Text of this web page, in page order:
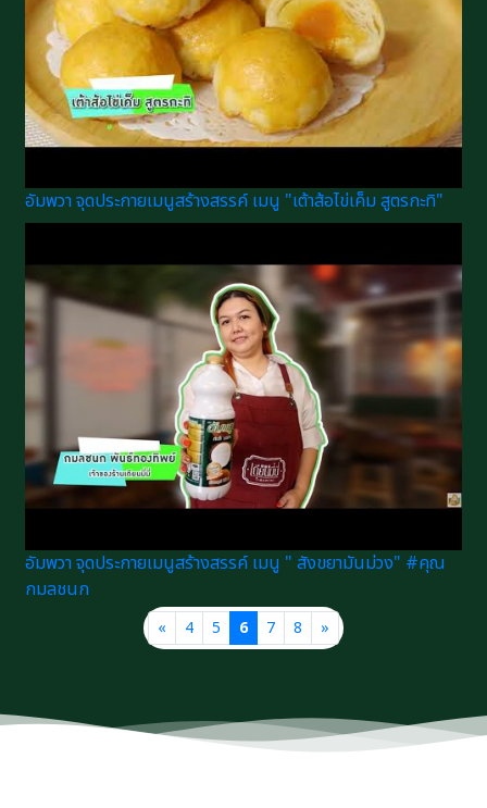
อัมพวา จุดประกายเมนูสร้างสรรค์ เมนู "เต้าส้อไข่เค็ม สูตรกะทิ"
อัมพวา จุดประกายเมนูสร้างสรรค์ เมนู " สังขยามันม่วง" #คุณ
กมลชนก
« 4 5 6 7 8 »